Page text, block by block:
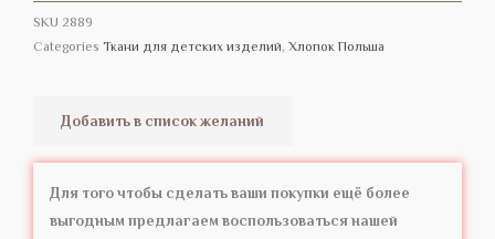
SKU 2889
Categories Ткани для детских изделий, Хлопок Польша
Добавить в список желаний
Для того чтобы сделать ваши покупки ещё более
выгодным предлагаем воспользоваться нашей